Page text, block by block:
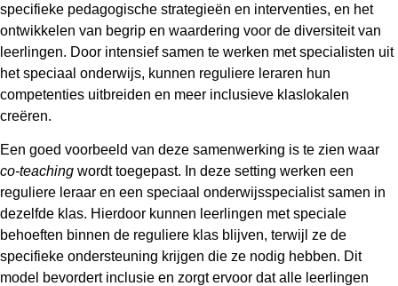
specifieke pedagogische strategieën en interventies, en het
ontwikkelen van begrip en waardering voor de diversiteit van
leerlingen. Door intensief samen te werken met specialisten uit
het speciaal onderwijs, kunnen reguliere leraren hun
competenties uitbreiden en meer inclusieve klaslokalen
creëren.
Een goed voorbeeld van deze samenwerking is te zien waar
co-teaching wordt toegepast. In deze setting werken een
reguliere leraar en een speciaal onderwijsspecialist samen in
dezelfde klas. Hierdoor kunnen leerlingen met speciale
behoeften binnen de reguliere klas blijven, terwijl ze de
specifieke ondersteuning krijgen die ze nodig hebben. Dit
model bevordert inclusie en zorgt ervoor dat alle leerlingen